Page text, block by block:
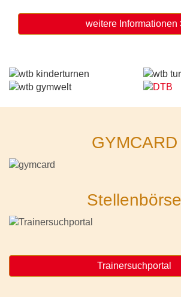
weitere Informationen
GYMCARD
Stellenbörse
Trainersuchportal